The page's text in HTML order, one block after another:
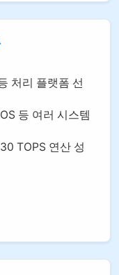
처리 플랫폼 선
등 여러 시스템
TOPS 연산 성